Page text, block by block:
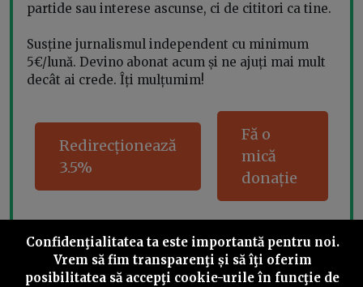
partide sau interese ascunse, ci de cititori ca tine.
Susține jurnalismul independent cu minimum
5€/lună. Devino abonat acum și ne ajuți mai mult
decât ai crede. Îți mulțumim!
Redirecționează
3.5%
Fă o
mică
donație
Share this
Confidenţialitatea ta este importantă pentru noi.
Vrem să fim transparenţi și să îţi oferim
posibilitatea să accepţi cookie-urile în funcţie de